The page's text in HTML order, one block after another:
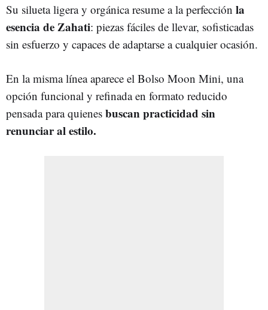
Su silueta ligera y orgánica resume a la perfección la
esencia de Zahati: piezas fáciles de llevar, sofisticadas
sin esfuerzo y capaces de adaptarse a cualquier ocasión.
En la misma línea aparece el Bolso Moon Mini, una
opción funcional y refinada en formato reducido
pensada para quienes buscan practicidad sin
renunciar al estilo.